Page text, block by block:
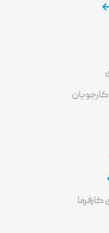
کارجویان
کارفرما